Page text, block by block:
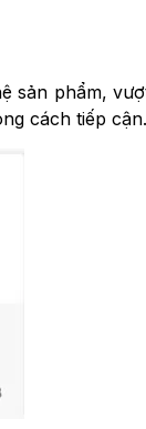
sản phẩm,
cách tiếp cận.